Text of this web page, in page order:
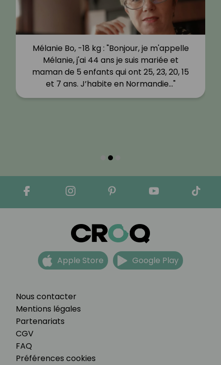
Mélanie Bo, -18 kg : "Bonjour, je m'appelle
Mélanie, j'ai 44 ans je suis mariée et
maman de 5 enfants qui ont 25, 23, 20, 15
et 7 ans. J’habite en Normandie…"
Nous contacter
Mentions légales
Partenariats
CGV
FAQ
Préférences cookies
Apple Store Google Play